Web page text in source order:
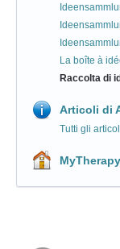
La boîte à
Raccolta di
Articoli di
Tutti gli
MyTherapy